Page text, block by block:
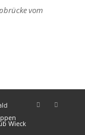
vom
Wieck